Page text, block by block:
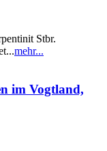
Stbr.
mehr...
im Vogtland,